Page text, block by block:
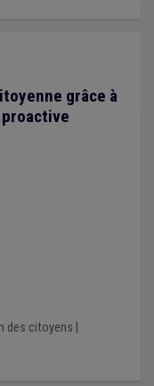
grâce à
des citoyens